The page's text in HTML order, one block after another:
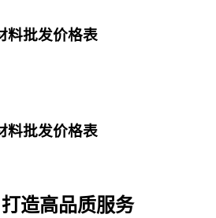
料批发价格表
料批发价格表
造高品质服务